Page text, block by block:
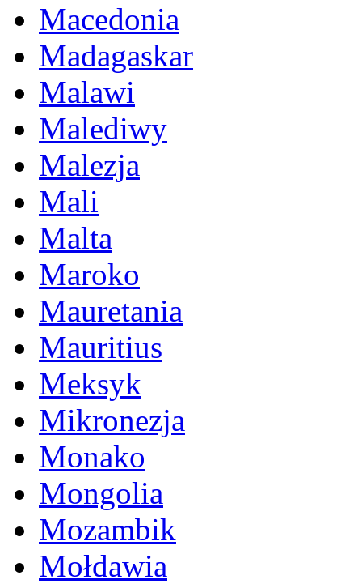
Macedonia
Madagaskar
Malawi
Malediwy
Malezja
Mali
Malta
Maroko
Mauretania
Mauritius
Meksyk
Mikronezja
Monako
Mongolia
Mozambik
Mołdawia